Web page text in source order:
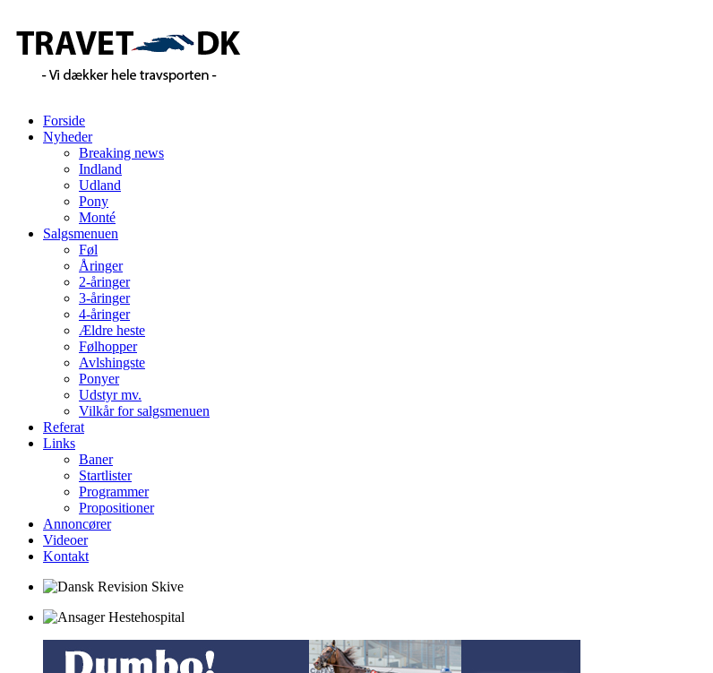
Forside
Nyheder
Breaking news
Indland
Udland
Pony
Monté
Salgsmenuen
Føl
Åringer
2-åringer
3-åringer
4-åringer
Ældre heste
Følhopper
Avlshingste
Ponyer
Udstyr mv.
Vilkår for salgsmenuen
Referat
Links
Baner
Startlister
Programmer
Propositioner
Annoncører
Videoer
Kontakt